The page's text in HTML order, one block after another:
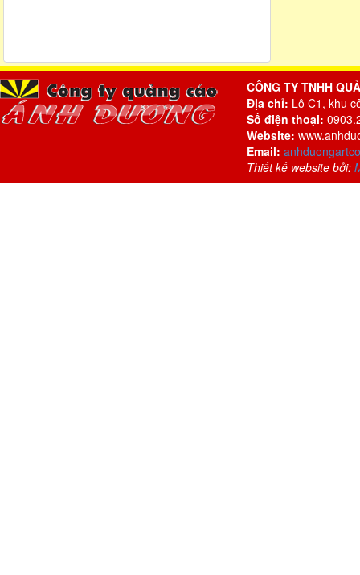
CÔNG TY TNHH
Địa chỉ: Lô C1, khu
Số điện thoại:
Website:
Email:
Thiết kế website bởi: